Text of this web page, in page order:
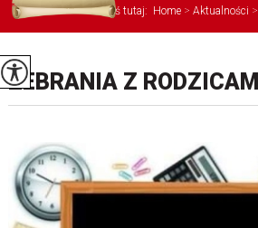
Jesteś tutaj: Home > Aktualności >
ZEBRANIA Z RODZICAMI